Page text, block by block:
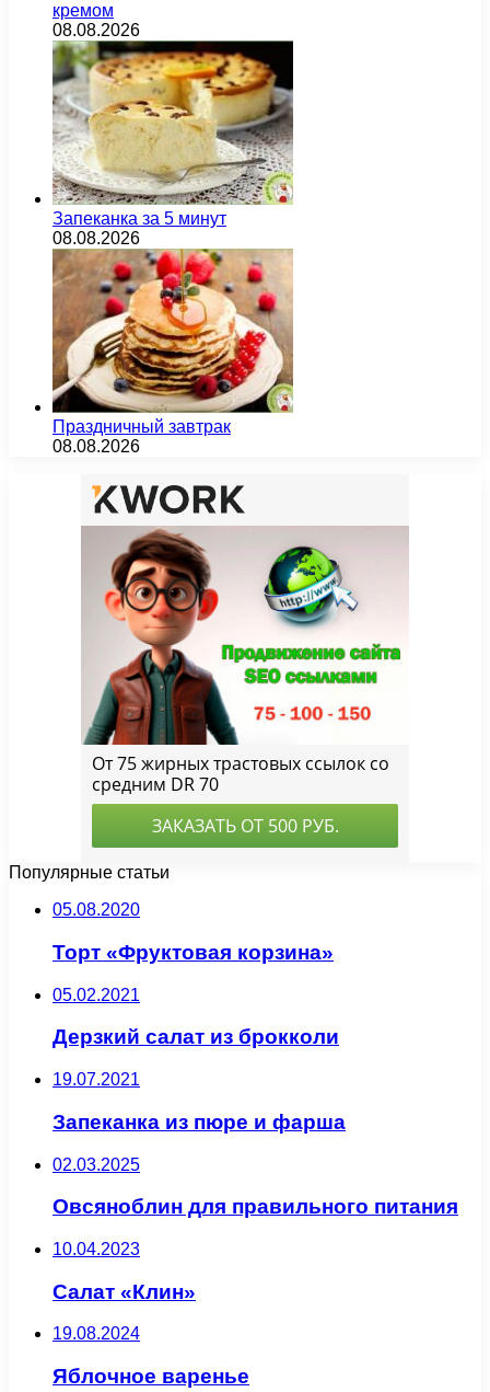
кремом
08.08.2026
Запеканка за 5 минут
08.08.2026
Праздничный завтрак
08.08.2026
Популярные статьи
05.08.2020
Торт «Фруктовая корзина»
05.02.2021
Дерзкий салат из брокколи
19.07.2021
Запеканка из пюре и фарша
02.03.2025
Овсяноблин для правильного питания
10.04.2023
Салат «Клин»
19.08.2024
Яблочное варенье